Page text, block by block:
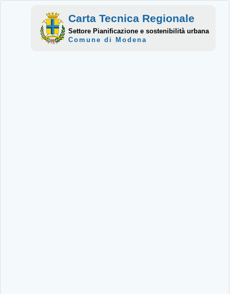
Carta Tecnica Regionale
Settore Pianificazione e sostenibilità urbana
Comune di Modena